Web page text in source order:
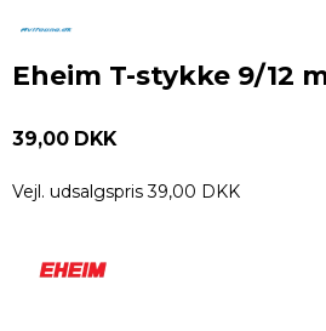
Eheim T-stykke 9/12
39,00 DKK
Vejl. udsalgspris 39,00 DKK